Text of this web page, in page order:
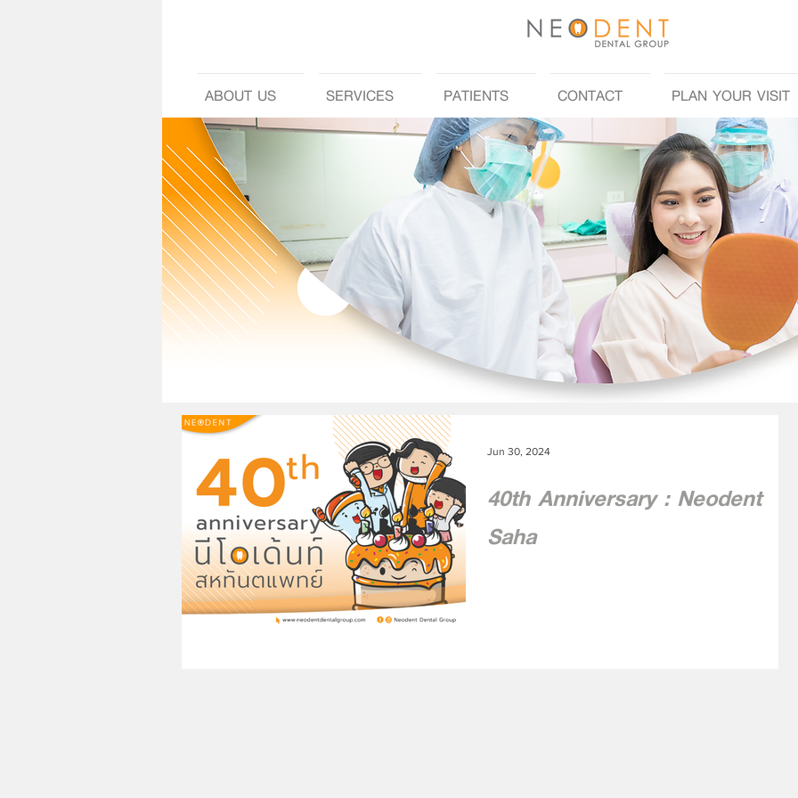
ABOUT US SERVICES PATIENTS CONTACT PLAN YOUR VISIT
40th Anniversary : Neodent
Saha
Jun 30, 2024